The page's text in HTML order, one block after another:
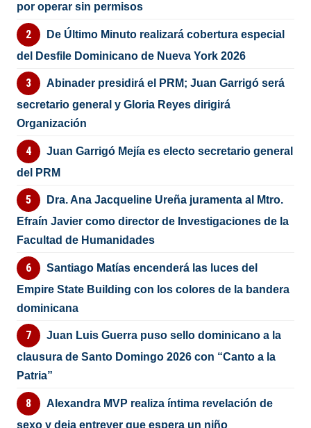
por operar sin permisos
De Último Minuto realizará cobertura especial
del Desfile Dominicano de Nueva York 2026
Abinader presidirá el PRM; Juan Garrigó será
secretario general y Gloria Reyes dirigirá
Organización
Juan Garrigó Mejía es electo secretario general
del PRM
Dra. Ana Jacqueline Ureña juramenta al Mtro.
Efraín Javier como director de Investigaciones de la
Facultad de Humanidades
Santiago Matías encenderá las luces del
Empire State Building con los colores de la bandera
dominicana
Juan Luis Guerra puso sello dominicano a la
clausura de Santo Domingo 2026 con “Canto a la
Patria”
Alexandra MVP realiza íntima revelación de
sexo y deja entrever que espera un niño